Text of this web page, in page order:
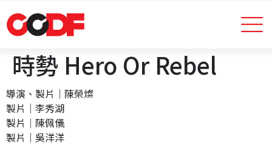
時勢 Hero Or Rebel
導演、製片｜陳榮燦
製片｜李秀湖
製片｜陳佩儀
製片｜吳洋洋